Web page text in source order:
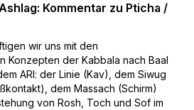
Kommentar zu Pticha /
wir uns mit den
Konzepten der Kabbala nach Baal
ARI: der Linie (Kav), dem Siwug
dem Massach (Schirm)
von Rosh, Toch und Sof im